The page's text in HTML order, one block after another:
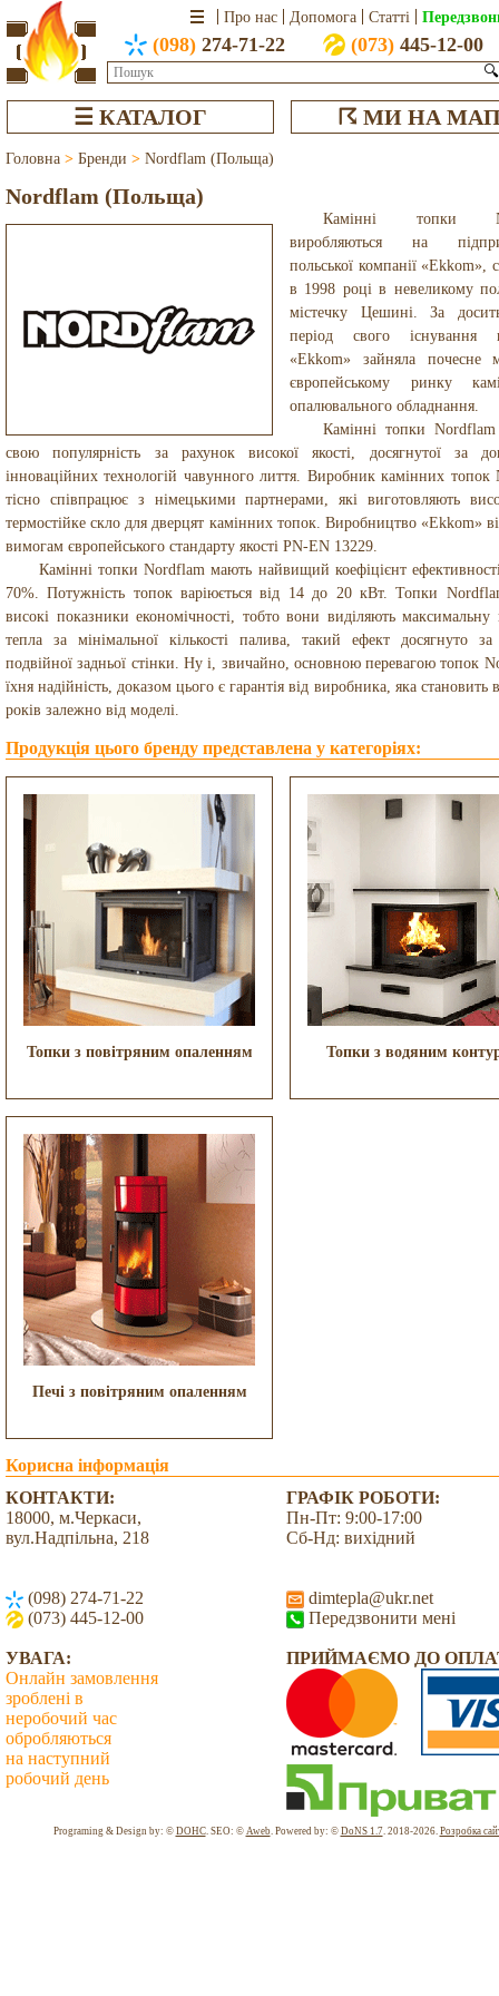
Про нас Допомога Статті
(098) 274-71-22 (073)445-12-00
🔍
☰ КАТАЛОГ ☈ МИ НА
Головна > Бренди > Nordflam (Польща)
Nordflam (Польща)
Камінні топки
виробляються на
польської компанії «Ekkom»,
в 1998 році в невеликому
містечку Цешині. За
період свого існування
«Ekkom» зайняла почесне
європейському ринку
опалювального обладнання.
Камінні топки Nordflam
свою популярність за рахунок високої якості, досягнутої за
інноваційних технологій чавунного лиття. Виробник камінних топок
тісно співпрацює з німецькими партнерами, які виготовляють
термостійке скло для дверцят камінних топок. Виробництво «Ekkom»
вимогам європейського стандарту якості PN-EN 13229.
Камінні топки Nordflam мають найвищий коефіцієнт
70%. Потужність топок варіюється від 14 до 20 кВт. Топки
високі показники економічності, тобто вони виділяють максимальну
тепла за мінімальної кількості палива, такий ефект досягнуто за
подвійної задньої стінки. Ну і, звичайно, основною перевагою топок
їхня надійність, доказом цього є гарантія від виробника, яка становить
років залежно від моделі.
Продукція цього бренду представлена у категоріях:
Топки з повітряним опаленням Топки з водяним
Печі з повітряним опаленням
Корисна інформація
КОНТАКТИ:
18000, м.Черкаси,
вул.Надпільна, 218
(098) 274-71-22
(073) 445-12-00
ГРАФІК РОБОТИ:
Пн-Пт: 9:00-17:00
Сб-Нд: вихідний
dimtepla@ukr.net
Передзвонити мені
УВАГА:
Онлайн замовлення
зроблені в
неробочий час
обробляються
на наступний
робочий день
ПРИЙМАЄМО ДО
Programing & Design by: © DOHC. SEO: © Aweb. Powered by: © DoNS 1.7. 2018-2026. Розробка